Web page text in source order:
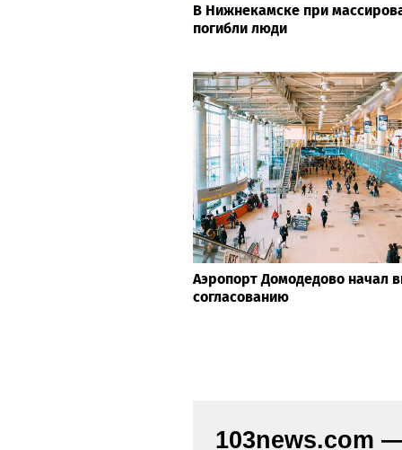
В Нижнекамске при
погибли люди
Аэропорт Домодедово начал
согласованию
103news.com